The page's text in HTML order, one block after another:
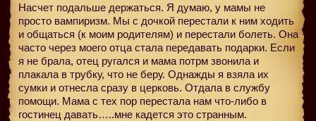
Насчет подальше держаться. Я думаю, у мамы не
просто вампиризм. Мы с дочкой перестали к ним ходить
и общаться (к моим родителям) и перестали болеть. Она
часто через моего отца стала передавать подарки. Если
я не брала, отец ругался и мама потрм звонила и
плакала в трубку, что не беру. Однажды я взяла их
сумки и отнесла сразу в церковь. Отдала в службу
помощи. Мама с тех пор перестала нам что-либо в
гостинец давать…..мне кадется это странным.